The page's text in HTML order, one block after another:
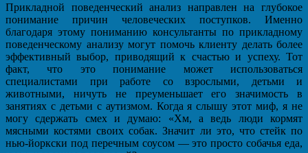
Прикладной поведенческий анализ направлен на глубокое
понимание причин человеческих поступков. Именно
благодаря этому пониманию консультанты по прикладному
поведенческому анализу могут помочь клиенту делать более
эффективный выбор, приводящий к счастью и успеху. Тот
факт, что это понимание может использоваться
специалистами при работе со взрослыми, детьми и
животными, ничуть не преуменьшает его значимость в
занятиях с детьми с аутизмом. Когда я слышу этот миф, я не
могу сдержать смех и думаю: «Хм, а ведь люди кормят
мясными костями своих собак. Значит ли это, что стейк по
нью-йоркски под перечным соусом — это просто собачья еда,